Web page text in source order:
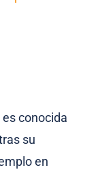
conocida
su
en